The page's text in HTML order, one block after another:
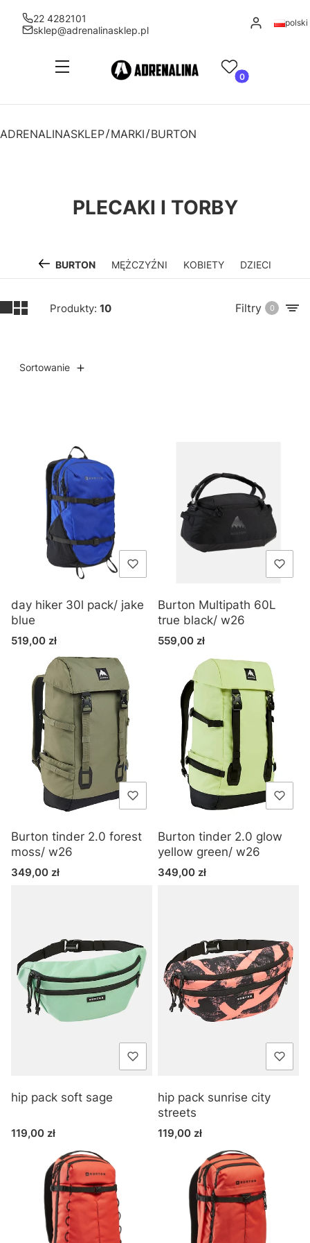
22 4282101
sklep@adrenalinasklep.pl
Zaloguj się
polski
Menu Ulubione
Produkty w
Koszyk
ADRENALINASKLEP MARKI BURTON
PLECAKI I TORBY
BURTON MĘŻCZYŹNI KOBIETY DZIECI
Produkty: 10 Filtry 0
Sortowanie
Lista produktów
day hiker 30l pack/ jake
blue
Cena
519,00 zł
Burton Multipath 60L
true black/ w26
Cena
559,00 zł
Burton tinder 2.0 forest
moss/ w26
Cena
349,00 zł
Burton tinder 2.0 glow
yellow green/ w26
Cena
349,00 zł
hip pack soft sage
Cena
119,00 zł
hip pack sunrise city
streets
Cena
119,00 zł